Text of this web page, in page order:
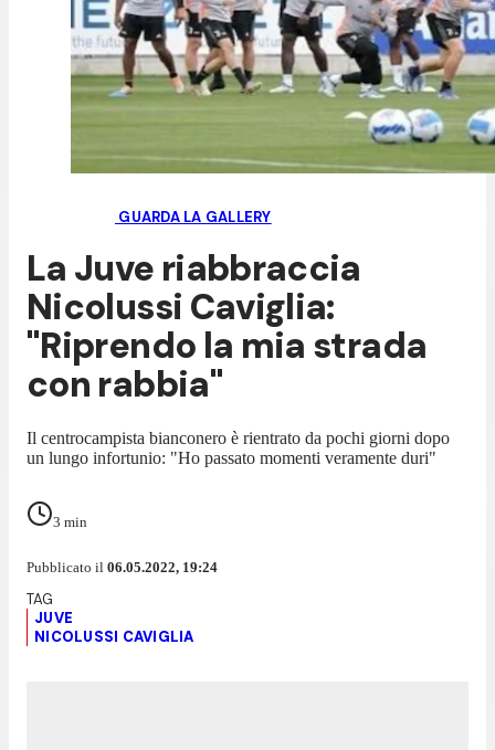
GUARDA LA GALLERY
La Juve riabbraccia
Nicolussi Caviglia:
"Riprendo la mia strada
con rabbia"
Il centrocampista bianconero è rientrato da pochi giorni dopo
un lungo infortunio: "Ho passato momenti veramente duri"
3 min
Pubblicato il 06.05.2022, 19:24
JUVE
NICOLUSSI CAVIGLIA